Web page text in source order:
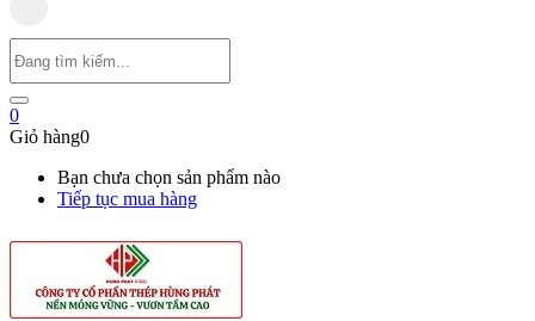
0
Giỏ hàng0
Bạn chưa chọn sản phẩm nào
Tiếp tục mua hàng